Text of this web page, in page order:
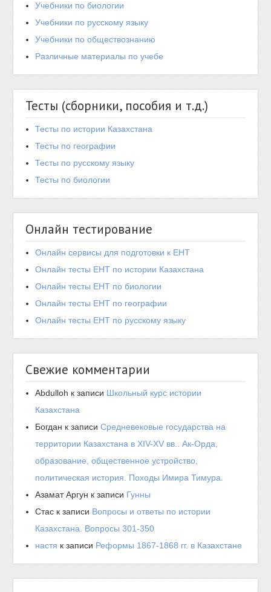
Учебники по биологии
Учебники по русскому языку
Учебники по обществознанию
Различные материалы по учебе
Тесты (сборники, пособия и т.д.)
Тесты по истории Казахстана
Тесты по географии
Тесты по русскому языку
Тесты по биологии
Онлайн тестирование
Онлайн сервисы для подготовки к ЕНТ
Онлайн тесты ЕНТ по истории Казахстана
Онлайн тесты ЕНТ по биологии
Онлайн тесты ЕНТ по географии
Онлайн тесты ЕНТ по русскому языку
Свежие комментарии
Abdulloh к записи Школьный курс истории
Казахстана
Богдан к записиСредневековые государства на
территории Казахстана в XIV-XV вв.. Ак-Орда,
образование, общественное устройство,
политическая история. Походы Имира Тимура.
Азамат Аргун к записи Гунны
Стас к записи Вопросы и ответы по истории
Казахстана. Вопросы 301-350
настя к записи Реформы 1867-1868 гг. в Казахстане